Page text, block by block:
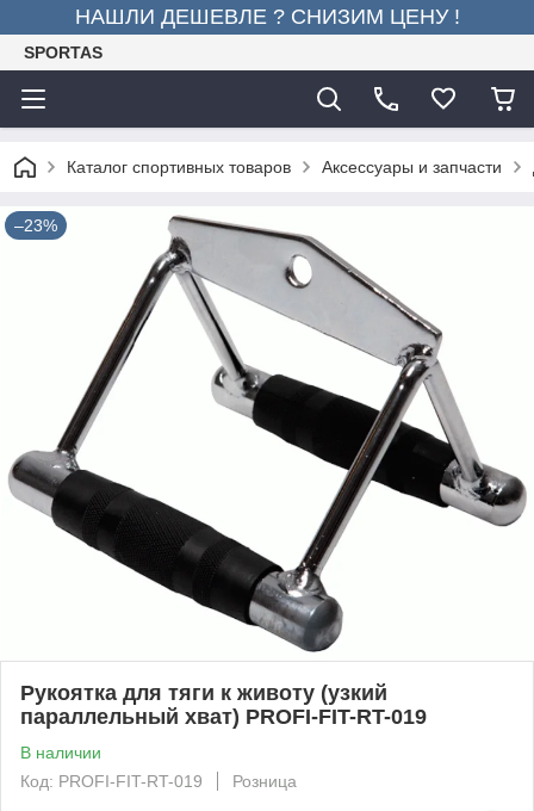
НАШЛИ ДЕШЕВЛЕ ? СНИЗИМ ЦЕНУ !
SPORTAS
Каталог спортивных товаров Аксессуары и запчасти
–23%
Рукоятка для тяги к животу (узкий
параллельный хват) PROFI-FIT-RT-019
В наличии
Код: PROFI-FIT-RT-019
Розница